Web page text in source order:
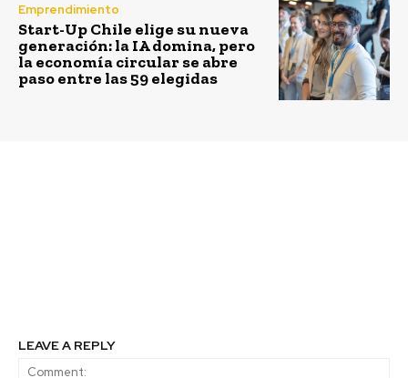
Emprendimiento
Start-Up Chile elige su nueva
generación: la IA domina, pero
la economía circular se abre
paso entre las 59 elegidas
LEAVE A REPLY